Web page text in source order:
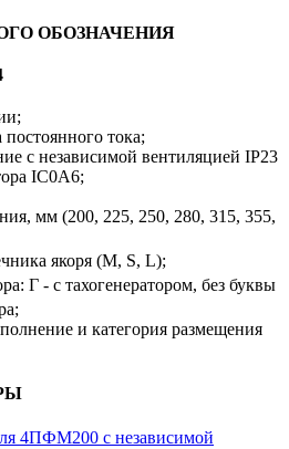
ОБОЗНАЧЕНИЯ
тока;
с независимой вентиляцией IP23
IC0A6;
мм (200, 225, 250, 280, 315, 355,
якоря (M, S, L);
Г - с тахогенератором, без буквы
и категория размещения